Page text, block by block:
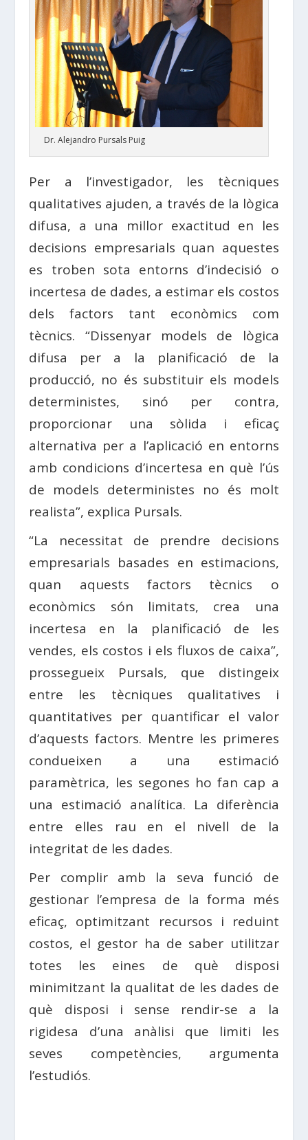
Dr. Alejandro Pursals Puig
Per a l’investigador, les tècniques
qualitatives ajuden, a través de la lògica
difusa, a una millor exactitud en les
decisions empresarials quan aquestes
es troben sota entorns d’indecisió o
incertesa de dades, a estimar els costos
dels factors tant econòmics com
tècnics. “Dissenyar models de lògica
difusa per a la planificació de la
producció, no és substituir els models
deterministes, sinó per contra,
proporcionar una sòlida i eficaç
alternativa per a l’aplicació en entorns
amb condicions d’incertesa en què l’ús
de models deterministes no és molt
realista”, explica Pursals.
“La necessitat de prendre decisions
empresarials basades en estimacions,
quan aquests factors tècnics o
econòmics són limitats, crea una
incertesa en la planificació de les
vendes, els costos i els fluxos de caixa”,
prossegueix Pursals, que distingeix
entre les tècniques qualitatives i
quantitatives per quantificar el valor
d’aquests factors. Mentre les primeres
condueixen a una estimació
paramètrica, les segones ho fan cap a
una estimació analítica. La diferència
entre elles rau en el nivell de la
integritat de les dades.
Per complir amb la seva funció de
gestionar l’empresa de la forma més
eficaç, optimitzant recursos i reduint
costos, el gestor ha de saber utilitzar
totes les eines de què disposi
minimitzant la qualitat de les dades de
què disposi i sense rendir-se a la
rigidesa d’una anàlisi que limiti les
seves competències, argumenta
l’estudiós.